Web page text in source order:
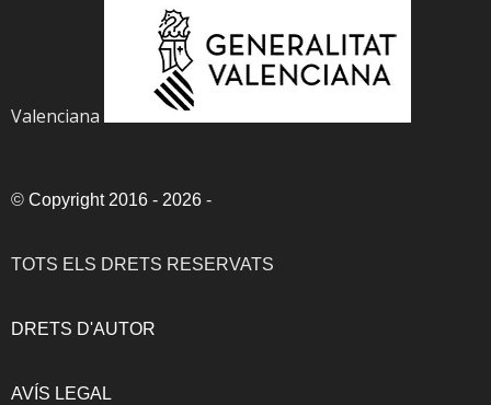
Valenciana
© Copyright 2016 - 2026 -
TOTS ELS DRETS RESERVATS
DRETS D'AUTOR
AVÍS LEGAL